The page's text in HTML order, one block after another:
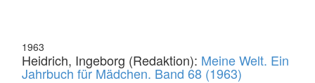
1963
Heidrich, Ingeborg (Redaktion): Meine Welt. Ein
Jahrbuch für Mädchen. Band 68 (1963)